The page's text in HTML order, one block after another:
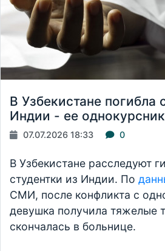
В Узбекистане погибла
Индии - ее
07.07.2026 18:33 0
В Узбекистане расследуют
студентки из Индии. По
СМИ, после конфликта с
девушка получила тяжелые
скончалась в больнице.